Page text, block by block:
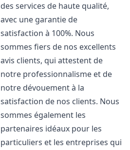
des services de haute qualité,
avec une garantie de
satisfaction à 100%. Nous
sommes fiers de nos excellents
avis clients, qui attestent de
notre professionnalisme et de
notre dévouement à la
satisfaction de nos clients. Nous
sommes également les
partenaires idéaux pour les
particuliers et les entreprises qui